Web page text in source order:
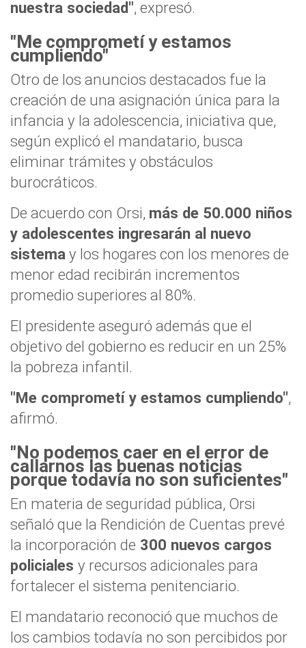
nuestra sociedad", expresó.
"Me comprometí y estamos
cumpliendo"
Otro de los anuncios destacados fue la
creación de una asignación única para la
infancia y la adolescencia, iniciativa que,
según explicó el mandatario, busca
eliminar trámites y obstáculos
burocráticos.
De acuerdo con Orsi, más de 50.000 niños
y adolescentes ingresarán al nuevo
sistema y los hogares con los menores de
menor edad recibirán incrementos
promedio superiores al 80%.
El presidente aseguró además que el
objetivo del gobierno es reducir en un 25%
la pobreza infantil.
"Me comprometí y estamos cumpliendo",
afirmó.
"No podemos caer en el error de
callarnos las buenas noticias
porque todavía no son suficientes"
En materia de seguridad pública, Orsi
señaló que la Rendición de Cuentas prevé
la incorporación de 300 nuevos cargos
policiales y recursos adicionales para
fortalecer el sistema penitenciario.
El mandatario reconoció que muchos de
los cambios todavía no son percibidos por